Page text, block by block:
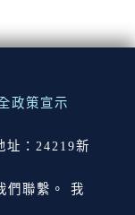
政策宣示
：24219新
們聯繫。 我